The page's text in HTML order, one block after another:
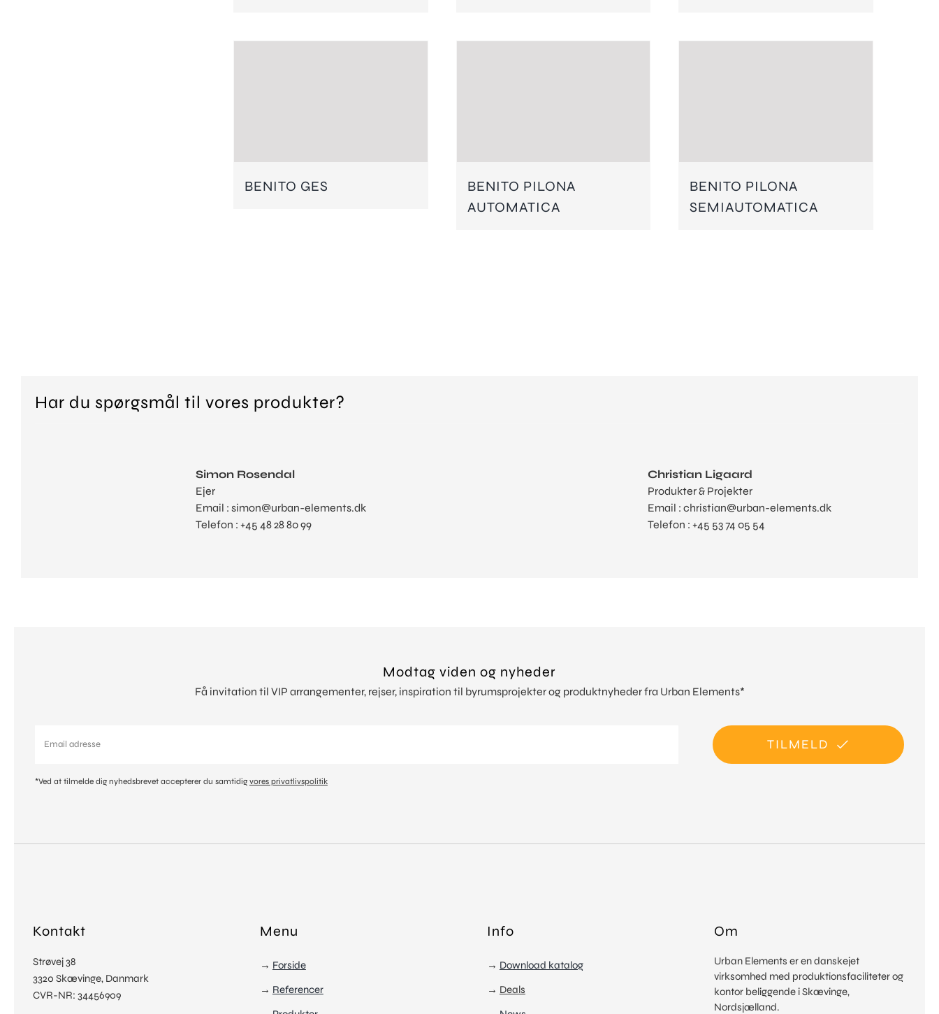
BENITO GES
BENITO PILONA
AUTOMATICA
BENITO PILONA
SEMIAUTOMATICA
Har du spørgsmål til vores produkter?
Simon Rosendal
Ejer
Email : simon@urban-elements.dk
Telefon : +45 48 28 80 99
Christian Ligaard
Produkter & Projekter
Email : christian@urban-elements.dk
Telefon : +45 53 74 05 54
Modtag viden og nyheder
Få invitation til VIP arrangementer, rejser, inspiration til byrumsprojekter og produktnyheder fra Urban Elements*
*Ved at tilmelde dig nyhedsbrevet accepterer du samtidig vores privatlivspolitik
TILMELD
Kontakt
Strøvej 38
3320 Skævinge, Danmark
CVR-NR: 34456909
Menu
→ Forside
→ Referencer
Info
→ Download katalog
→ Deals
Om
Urban Elements er en danskejet
virksomhed med produktionsfaciliteter og
kontor beliggende i Skævinge,
Nordsjælland.